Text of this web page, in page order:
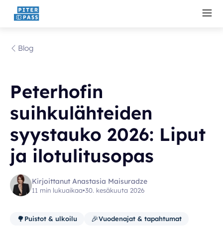
Blog
Peterhofin
suihkulähteiden
syystauko 2026: Liput
ja ilotulitusopas
Kirjoittanut Anastasia Maisuradze
11 min lukuaikaa•30. kesäkuuta 2026
🌳Puistot & ulkoilu 🎉Vuodenajat & tapahtumat